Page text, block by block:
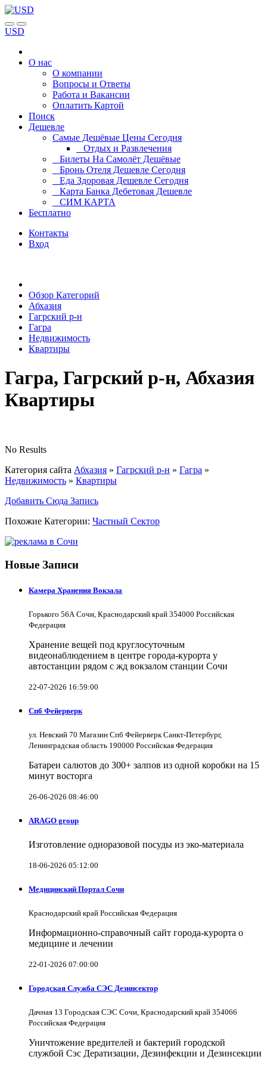
USD
О нас
О компании
Вопросы и Ответы
Работа и Вакансии
Оплатить Картой
Поиск
Дешевле
Самые Дешёвые Цены Сегодня
Отдых и Развлечения
Билеты На Самолёт Дешёвые
Бронь Отеля Дешевле Сегодня
Еда Здоровая Дешевле Сегодня
Карта Банка Дебетовая Дешевле
СИМ КАРТА
Бесплатно
Контакты
Вход
Обзор Категорий
Абхазия
Гагрский р-н
Гагра
Недвижимость
Квартиры
Гагра, Гагрский р-н, Абхазия
Квартиры
No Results
Категория сайта Абхазия » Гагрский р-н » Гагра »
Недвижимость » Квартиры
Добавить Сюда Запись
Похожие Категории: Частный Сектор
Новые Записи
Камера Хранения Вокзала
Горького 56А Сочи, Краснодарский край 354000 Российская
Федерация
Хранение вещей под круглосуточным
видеонаблюдением в центре города-курорта у
автостанции рядом с жд вокзалом станции Сочи
22-07-2026 16:59:00
Спб Фейерверк
ул. Невский 70 Магазин Спб Фейерверк Санкт-Петербург,
Ленинградская область 190000 Российская Федерация
Батареи салютов до 300+ залпов из одной коробки на 15
минут восторга
26-06-2026 08:46:00
ARAGO group
Изготовление одноразовой посуды из эко-материала
18-06-2026 05:12:00
Медицинский Портал Сочи
Краснодарский край Российская Федерация
Информационно-справочный сайт города-курорта о
медицине и лечении
22-01-2026 07:00:00
Городская Служба СЭС Дезинсектор
Дачная 13 Городская СЭС Сочи, Краснодарский край 354066
Российская Федерация
Уничтожение вредителей и бактерий городской
службой Сэс Дератизации, Дезинфекции и Дезинсекции